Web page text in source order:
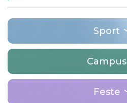
Sport
Campus
Feste